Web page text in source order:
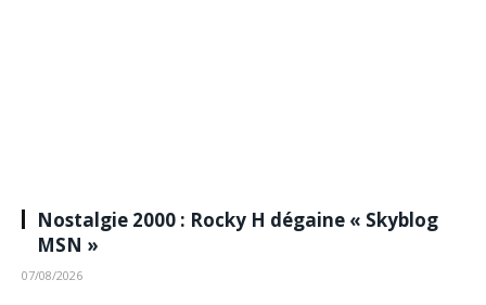
Nostalgie 2000 : Rocky H dégaine « Skyblog
MSN »
07/08/2026